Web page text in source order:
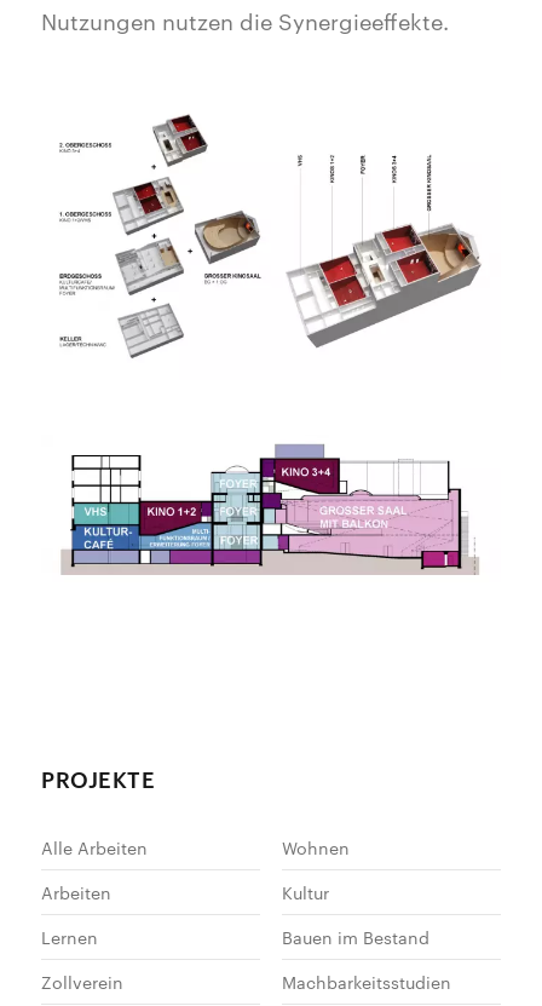
Nutzungen nutzen die Synergieeffekte.
PROJEKTE
Alle Arbeiten
Wohnen
Arbeiten
Kultur
Lernen
Bauen im Bestand
Zollverein
Machbarkeitsstudien